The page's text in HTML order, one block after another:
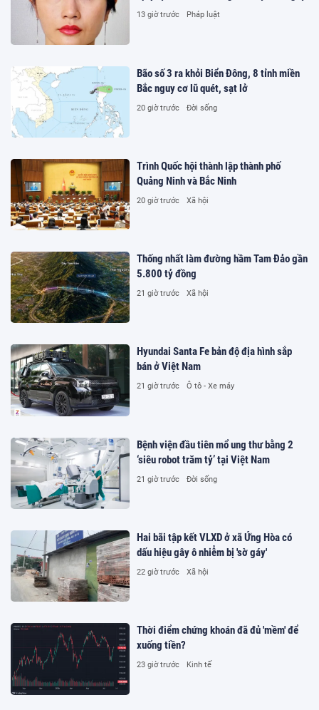
13 giờ trước Pháp luật
Bão số 3 ra khỏi Biển Đông, 8 tỉnh miền
Bắc nguy cơ lũ quét, sạt lở
20 giờ trước Đời sống
Trình Quốc hội thành lập thành phố
Quảng Ninh và Bắc Ninh
20 giờ trước Xã hội
Thống nhất làm đường hầm Tam Đảo gần
5.800 tỷ đồng
21 giờ trước Xã hội
Hyundai Santa Fe bản độ địa hình sắp
bán ở Việt Nam
21 giờ trước Ô tô - Xe máy
Bệnh viện đầu tiên mổ ung thư bằng 2
‘siêu robot trăm tỷ’ tại Việt Nam
21 giờ trước Đời sống
Hai bãi tập kết VLXD ở xã Ứng Hòa có
dấu hiệu gây ô nhiễm bị 'sờ gáy'
22 giờ trước Xã hội
Thời điểm chứng khoán đã đủ 'mềm' để
xuống tiền?
23 giờ trước Kinh tế